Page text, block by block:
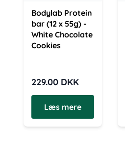
Bodylab Protein
bar (12 x 55g) -
White Chocolate
Cookies
229.00 DKK
Læs mere